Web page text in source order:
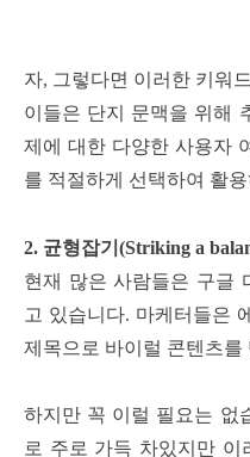
자, 그렇다면 이러한 키워
이들은 단지 문맥을 위해
제에 대한 다양한 사용자
를 적절하게 선택하여 활
2. 균형잡기(Striking a
현재 많은 사람들은 구글
고 있습니다. 마케터들은
제목으로 바이럴 콘텐츠를
하지만 꼭 이럴 필요는 없
로 주로 가득 차있지만 이